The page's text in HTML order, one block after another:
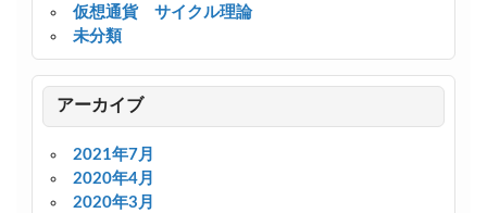
仮想通貨 サイクル理論
未分類
アーカイブ
2021年7月
2020年4月
2020年3月